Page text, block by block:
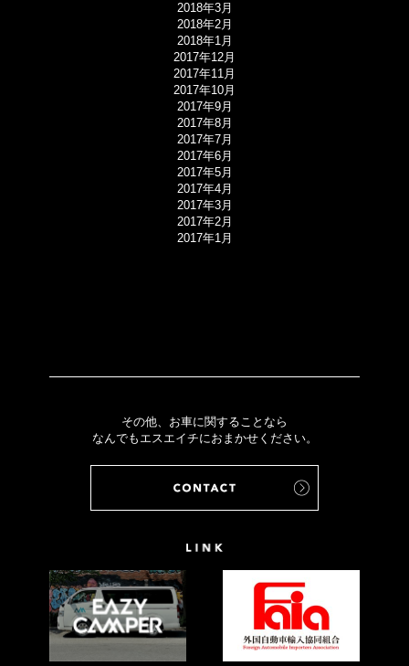
2018年3月
2018年2月
2018年1月
2017年12月
2017年11月
2017年10月
2017年9月
2017年8月
2017年7月
2017年6月
2017年5月
2017年4月
2017年3月
2017年2月
2017年1月
その他、お車に関することなら
なんでもエスエイチにおまかせください。